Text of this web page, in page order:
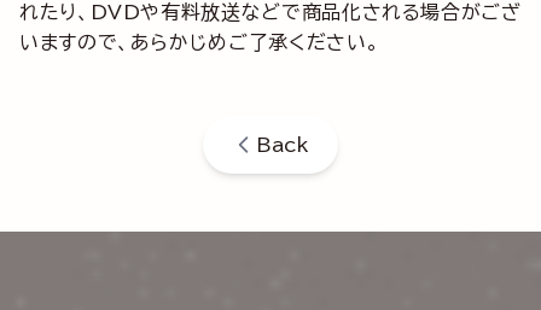
れたり、DVDや有料放送などで商品化される場合がござ
いますので、あらかじめご了承ください。
Back